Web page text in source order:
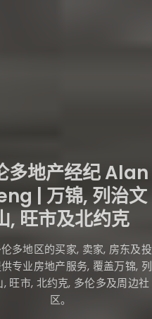
多地产经纪 Alan
| 万锦, 列治文
, 旺市及北约克
多地区的买家, 卖家, 房东及投
专业房地产服务, 覆盖万锦, 列
, 旺市, 北约克, 多伦多及周边社
区。